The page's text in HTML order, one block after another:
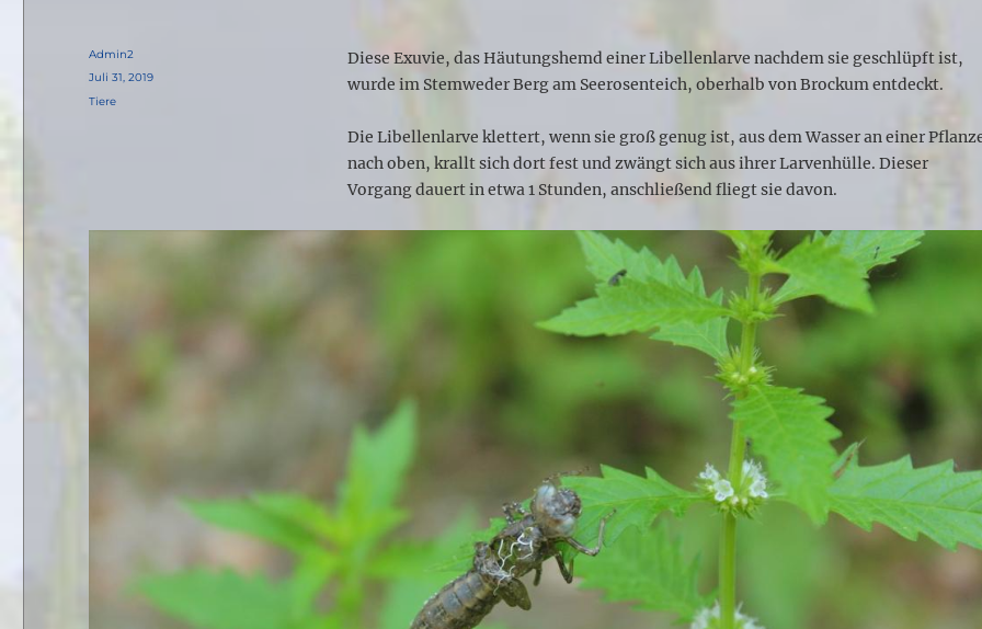
Diese Exuvie, das Häutungshemd einer Libellenlarve nachdem sie geschlüpft ist,
wurde im Stemweder Berg am Seerosenteich, oberhalb von Brockum entdeckt.
Die Libellenlarve klettert, wenn sie groß genug ist, aus dem Wasser an einer
nach oben, krallt sich dort fest und zwängt sich aus ihrer Larvenhülle. Dieser
Vorgang dauert in etwa 1 Stunden, anschließend fliegt sie davon.
Autor
Admin2
Veröffentlicht
am
Juli 31, 2019
Kategorien
Tiere